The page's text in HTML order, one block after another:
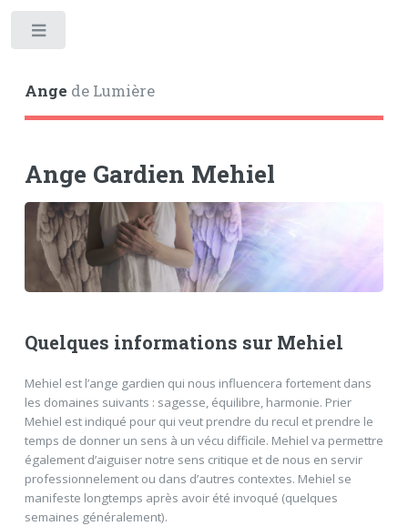
Ange de Lumière
Ange Gardien Mehiel
Quelques informations sur Mehiel
Mehiel est l’ange gardien qui nous influencera fortement dans
les domaines suivants : sagesse, équilibre, harmonie. Prier
Mehiel est indiqué pour qui veut prendre du recul et prendre le
temps de donner un sens à un vécu difficile. Mehiel va permettre
également d’aiguiser notre sens critique et de nous en servir
professionnelement ou dans d’autres contextes. Mehiel se
manifeste longtemps après avoir été invoqué (quelques
semaines généralement).